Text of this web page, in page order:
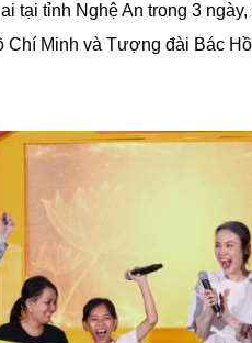
tại tỉnh Nghệ An trong 3
Minh và Tượng đài Bác